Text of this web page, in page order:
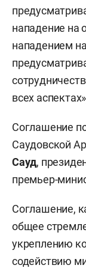
нападение на
нападением
всех
Соглашение
Саудовской
Сауд,
премьер-
Соглашение,
общее
укреплению
содействию